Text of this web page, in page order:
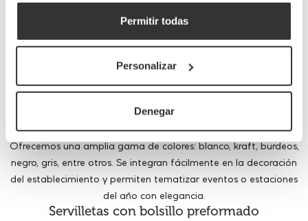
Permitir todas
Personalizar
Denegar
proyecta una imagen cuidada y profesional.
Formatos disponibles y materiales de calidad
Disponibles en tamaños estándar (generalmente 40x40 cm
doblados a 8x20 cm), nuestras
airlaid
ofreciendo un acabado suave y resistente. Se adaptan tanto a
entornos casuales como formales.
Ofrecemos una amplia gama de colores: blanco, kraft, burdeos,
negro, gris, entre otros. Se integran fácilmente en la decoración
del establecimiento y permiten tematizar eventos o estaciones
del año con elegancia.
Servilletas con bolsillo preformado